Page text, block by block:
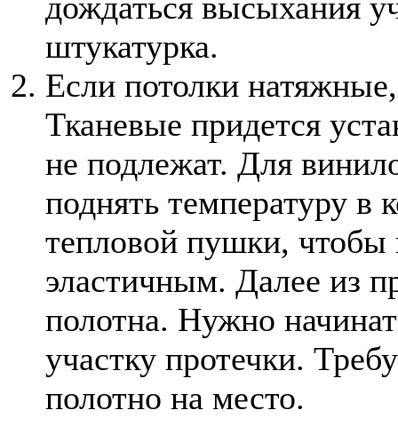
штукатурка.
Если потолки
Тканевые придется
не подлежат. Для
поднять температуру
тепловой пушки, чтобы
эластичным. Далее из
полотна. Нужно
участку протечки.
полотно на место.